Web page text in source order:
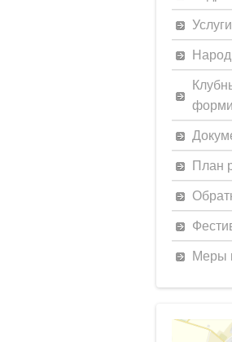
Услуги
План
Меры